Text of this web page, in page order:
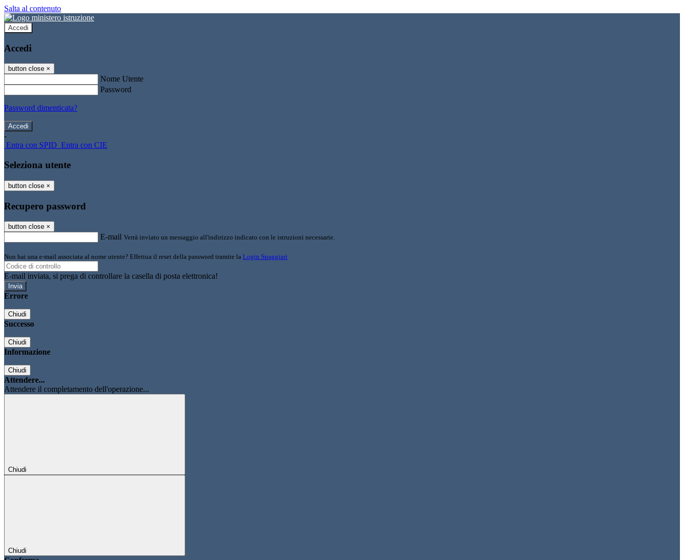
Salta al contenuto
Accedi
Accedi
button close ×
Nome Utente
Password
Password dimenticata?
-
Entra con SPID Entra con CIE
Seleziona utente
button close ×
Recupero password
button close ×
E-mail Verrà inviato un messaggio all'indirizzo indicato con le istruzioni necessarie.
Non hai una e-mail associata al nome utente? Effettua il reset della password tramite la Login Spaggiari
E-mail inviata, si prega di controllare la casella di posta elettronica!
Errore
Chiudi
Successo
Chiudi
Informazione
Chiudi
Attendere...
Attendere il completamento dell'operazione...
Chiudi
Chiudi